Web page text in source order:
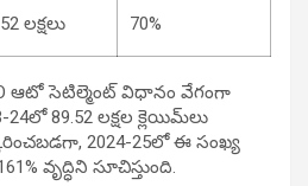
లక్షలు 70%
ఆటో సెటిల్మెంట్ విధానం వేగంగా
24లో 89.52 లక్షల క్లెయిమ్‌లు
2024-25లో ఈ సంఖ్య
వృద్ధిని సూచిస్తుంది.